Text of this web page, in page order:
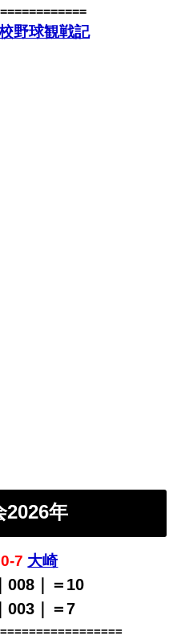
野球観戦記
2026年
7 大崎
008｜＝10
｜＝7